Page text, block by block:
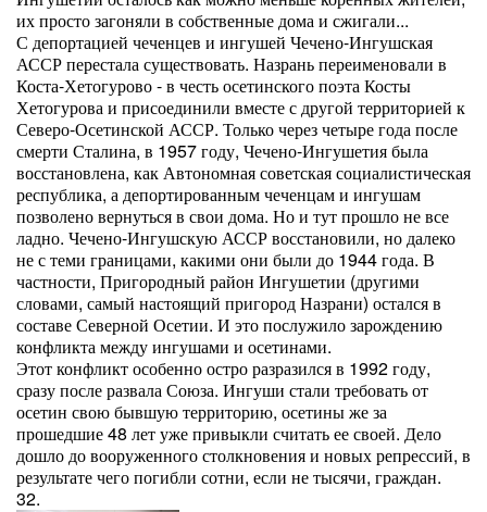
их просто загоняли в собственные дома и сжигали...
С депортацией чеченцев и ингушей Чечено-Ингушская
АССР перестала существовать. Назрань переименовали в
Коста-Хетогурово - в честь осетинского поэта Косты
Хетогурова и присоединили вместе с другой территорией к
Северо-Осетинской АССР. Только через четыре года после
смерти Сталина, в 1957 году, Чечено-Ингушетия была
восстановлена, как Автономная советская социалистическая
республика, а депортированным чеченцам и ингушам
позволено вернуться в свои дома. Но и тут прошло не все
ладно. Чечено-Ингушскую АССР восстановили, но далеко
не с теми границами, какими они были до 1944 года. В
частности, Пригородный район Ингушетии (другими
словами, самый настоящий пригород Назрани) остался в
составе Северной Осетии. И это послужило зарождению
конфликта между ингушами и осетинами.
Этот конфликт особенно остро разразился в 1992 году,
сразу после развала Союза. Ингуши стали требовать от
осетин свою бывшую территорию, осетины же за
прошедшие 48 лет уже привыкли считать ее своей. Дело
дошло до вооруженного столкновения и новых репрессий, в
результате чего погибли сотни, если не тысячи, граждан.
32.